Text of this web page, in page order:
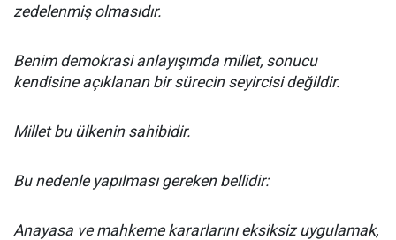
zedelenmiş olmasıdır.
Benim demokrasi anlayışımda millet, sonucu
kendisine açıklanan bir sürecin seyircisi değildir.
Millet bu ülkenin sahibidir.
Bu nedenle yapılması gereken bellidir:
Anayasa ve mahkeme kararlarını eksiksiz uygulamak,